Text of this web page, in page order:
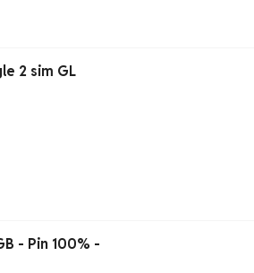
2 sim GL
- Pin 100% -